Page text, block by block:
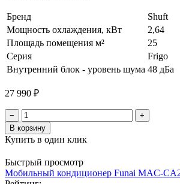
Бренд
Shuft
Мощность охлаждения, кВт
2,64
Площадь помещения м²
25
Серия
Frigo
Внутренний блок - уровень шума 48 дБа
27 990 ₽
−
+
В корзину
Купить в один клик
Быстрый просмотр
Мобильный кондиционер Funai MAC-